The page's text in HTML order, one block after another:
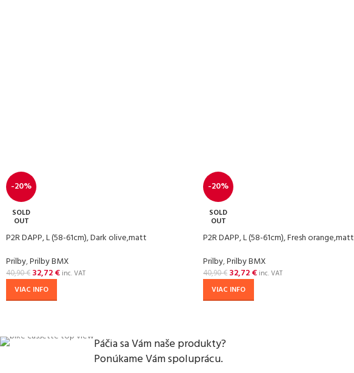
-20%
SOLD
OUT
P2R DAPP, L (58-61cm), Dark olive,matt
Prilby,Prilby BMX
40,90€ 32,72€ inc. VAT
VIAC INFO
-20%
SOLD
OUT
P2R DAPP, L (58-61cm), Fresh orange,matt
Prilby,Prilby BMX
40,90€ 32,72€ inc. VAT
VIAC INFO
Páčia sa Vám naše produkty?
Ponúkame Vám spoluprácu.